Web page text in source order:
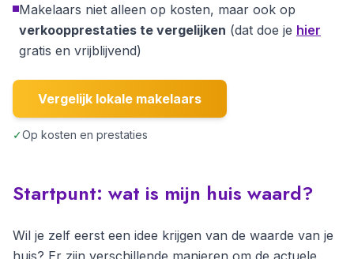
Makelaars niet alleen op kosten, maar ook op
verkoopprestaties te vergelijken (dat doe je hier
gratis en vrijblijvend)
Vergelijk lokale makelaars
✓Op kosten en prestaties
Startpunt: wat is mijn huis waard?
Wil je zelf eerst een idee krijgen van de waarde van je
huis? Er zijn verschillende manieren om de actuele